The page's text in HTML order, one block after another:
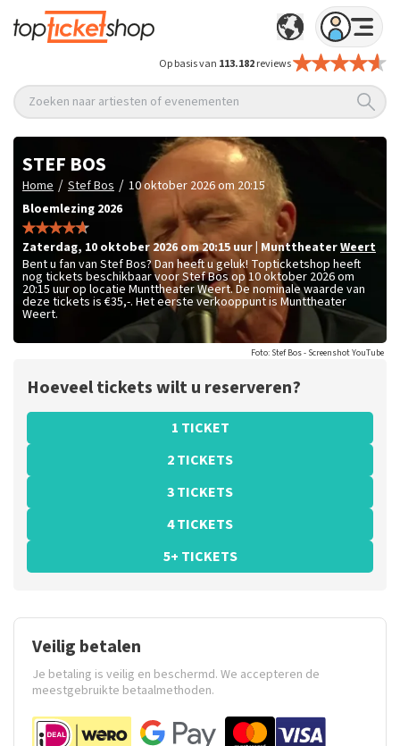
Op basis van 113.182reviews
Zoeken naar artiesten of evenementen
STEF BOS
Home / Stef Bos / 10 oktober 2026 om 20:15
Bloemlezing 2026
zaterdag, 10 oktober 2026 om 20:15 uur MunttheaterWeert
Bent u fan van Stef Bos? Dan heeft u geluk! Topticketshop heeft
nog tickets beschikbaar voor Stef Bos op 10 oktober 2026 om
20:15 uur op locatie Munttheater Weert. De nominale waarde van
deze tickets is €35,-. Het eerste verkooppunt is Munttheater
Weert.
Foto: Stef Bos - Screenshot YouTube
Hoeveel tickets wilt u reserveren?
1 TICKET
2 TICKETS
3 TICKETS
4 TICKETS
5+ TICKETS
Veilig betalen
Je betaling is veilig en beschermd. We accepteren de
meestgebruikte betaalmethoden.